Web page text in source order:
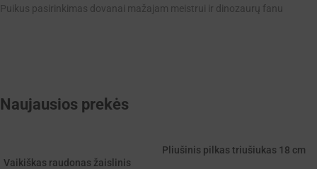
Puikus pasirinkimas dovanai mažajam meistrui ir dinozaurų fanu
Naujausios prekės
Vaikiškas raudonas žaislinis
Pliušinis pilkas triušiukas 18 cm